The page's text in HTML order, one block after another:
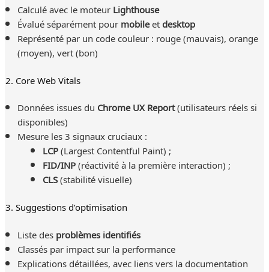
Calculé avec le moteurLighthouse
Évalué séparément pourmobileetdesktop
Représenté par un code couleur : rouge (mauvais), orange
(moyen), vert (bon)
2. Core Web Vitals
Données issues du Chrome UX Report(utilisateurs réels si
disponibles)
Mesure les 3 signaux cruciaux :
LCP(Largest Contentful Paint) ;
FID/INP(réactivité à la première interaction) ;
CLS(stabilité visuelle)
3. Suggestions d’optimisation
Liste desproblèmes identifiés
Classés par impact sur la performance
Explications détaillées, avec liens vers la documentation